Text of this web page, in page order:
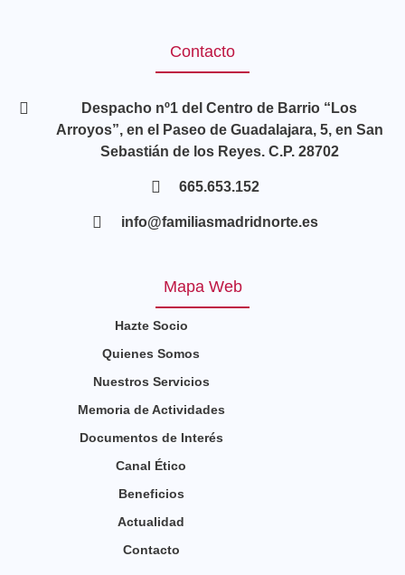
Contacto
Despacho nº1 del Centro de Barrio “Los
Arroyos”, en el Paseo de Guadalajara, 5, en San
Sebastián de los Reyes. C.P. 28702
665.653.152
info@familiasmadridnorte.es
Mapa Web
Hazte Socio
Quienes Somos
Nuestros Servicios
Memoria de Actividades
Documentos de Interés
Canal Ético
Beneficios
Actualidad
Contacto